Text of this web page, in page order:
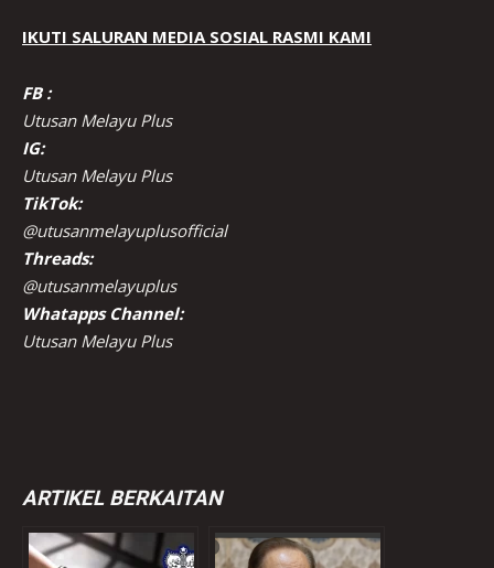
IKUTI SALURAN MEDIA SOSIAL RASMI KAMI
FB :
Utusan Melayu Plus
IG:
Utusan Melayu Plus
TikTok:
@utusanmelayuplusofficial
Threads:
@utusanmelayuplus
Whatapps Channel:
Utusan Melayu Plus
ARTIKEL BERKAITAN